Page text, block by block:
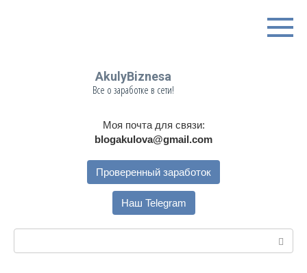
AkulyBiznesa
Все о заработке в сети!
Моя почта для связи:
blogakulova@gmail.com
Проверенный заработок
Наш Telegram